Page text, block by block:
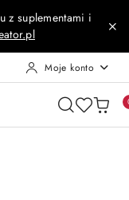
z suplementami i
Moje konto